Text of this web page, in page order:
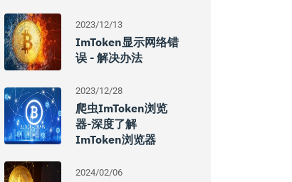
2023/12/13
ImToken显示网络错
误 - 解决办法
2023/12/28
爬虫imToken浏览
器-深度了解
ImToken浏览器
2024/02/06